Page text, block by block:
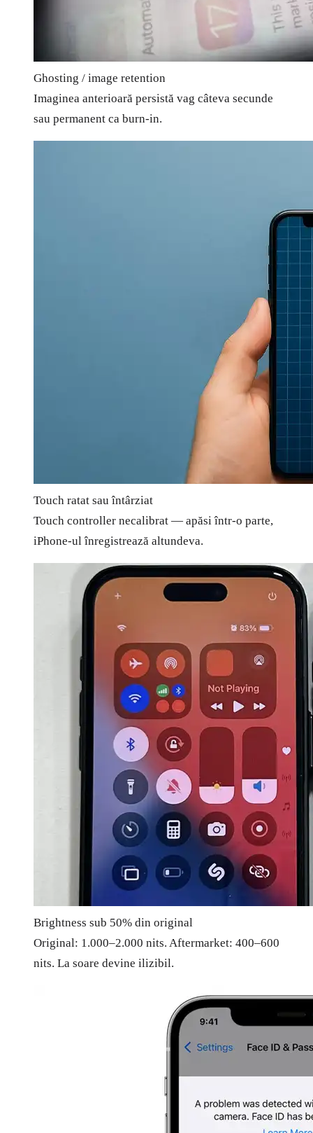
Ghosting / image retention
Imaginea anterioară persistă vag câteva secunde
sau permanent ca burn-in.
Touch ratat sau întârziat
Touch controller necalibrat — apăsi într-o parte,
iPhone-ul înregistrează altundeva.
Brightness sub 50% din original
Original: 1.000–2.000 nits. Aftermarket: 400–600
nits. La soare devine ilizibil.